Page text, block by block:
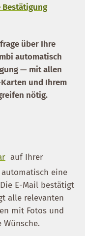
Bestätigung
über Ihre
automatisch
— mit allen
und Ihrem
nötig.
auf Ihrer
eine
E-Mail bestätigt
alle relevanten
mit Fotos und